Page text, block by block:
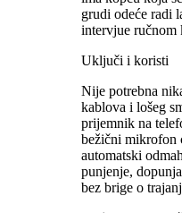
grudi odeće radi
intervjue ručnom
Uključi i koristi
Nije potrebna
kablova i lošeg
prijemnik na
bežični mikrofon
automatski
punjenje,
bez brige o